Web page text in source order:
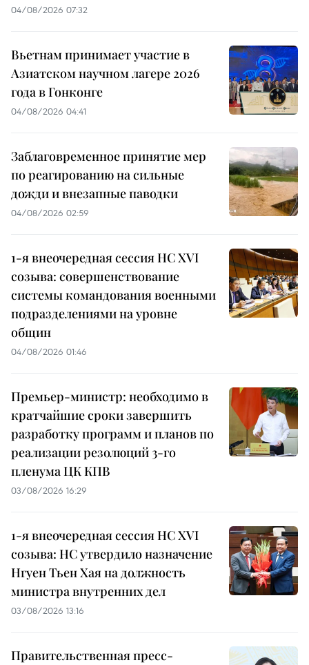
04/08/2026 07:32
Вьетнам принимает участие в
Азиатском научном лагере 2026
года в Гонконге
04/08/2026 04:41
Заблаговременное принятие мер
по реагированию на сильные
дожди и внезапные паводки
04/08/2026 02:59
1-я внеочередная сессия НС XVI
созыва: совершенствование
системы командования военными
подразделениями на уровне
общин
04/08/2026 01:46
Премьер-министр: необходимо в
кратчайшие сроки завершить
разработку программ и планов по
реализации резолюций 3-го
пленума ЦК КПВ
03/08/2026 16:29
1-я внеочередная сессия НС XVI
созыва: НС утвердило назначение
Нгуен Тьен Хая на должность
министра внутренних дел
03/08/2026 13:16
Правительственная пресс-